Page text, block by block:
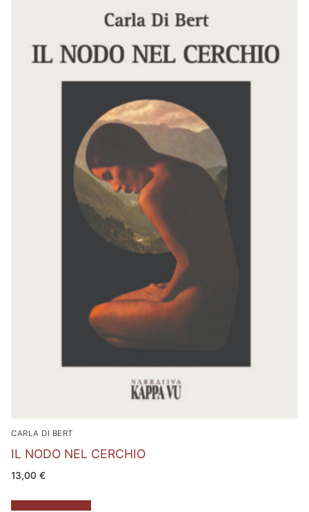
CARLA DI BERT
IL NODO NEL CERCHIO
13,00 €